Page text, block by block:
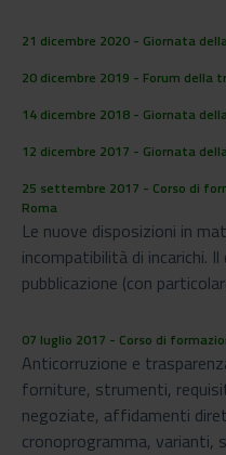
21 dicembre 2020 - Giornata
20 dicembre 2019 - Forum della
14 dicembre 2018 - Giornata
12 dicembre 2017 - Giornata
25 settembre 2017 - Corso di
Roma
Le nuove disposizioni in
incompatibilità di incarichi.
pubblicazione (con
07 luglio 2017 - Corso di
Anticorruzione e
forniture, strumenti,
negoziate, affidamenti
cronoprogramma, varianti,